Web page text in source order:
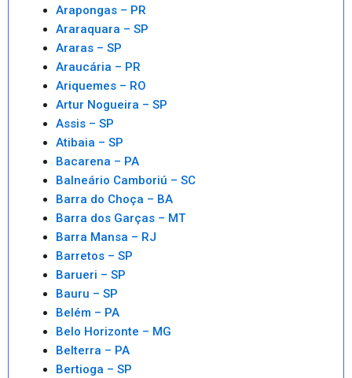
Arapongas – PR
Araraquara – SP
Araras – SP
Araucária – PR
Ariquemes – RO
Artur Nogueira – SP
Assis – SP
Atibaia – SP
Bacarena – PA
Balneário Camboriú – SC
Barra do Choça – BA
Barra dos Garças – MT
Barra Mansa – RJ
Barretos – SP
Barueri – SP
Bauru – SP
Belém – PA
Belo Horizonte – MG
Belterra – PA
Bertioga – SP